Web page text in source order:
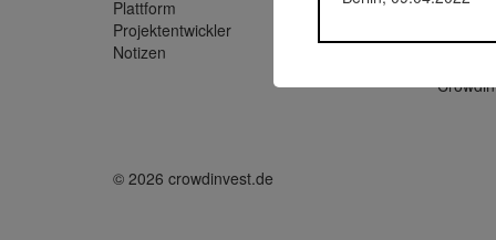
Plattform
Exporo
Projektentwickler
Notizen
© 2026 crowdinvest.de